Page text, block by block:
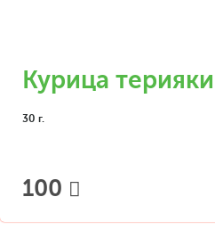
Курица терияки
30 г.
100